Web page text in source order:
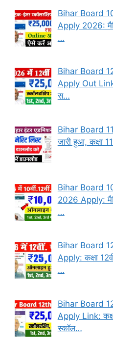
Bihar Board
Apply 2026:
…
Bihar Board
Apply Out
स…
Bihar Board
जारी हुआ, कक्षा
Bihar Board
2026 Apply:
…
Bihar Board
Apply: कक्षा
…
Bihar Board
Apply Link:
स्कॉल…